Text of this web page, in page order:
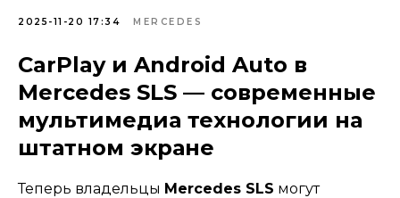
Заказать звонок
2025-11-20 17:34 MERCEDES
CarPlay и Android Auto в
Mercedes SLS — современные
мультимедиа технологии на
штатном экране
Теперь владельцы Mercedes SLS могут